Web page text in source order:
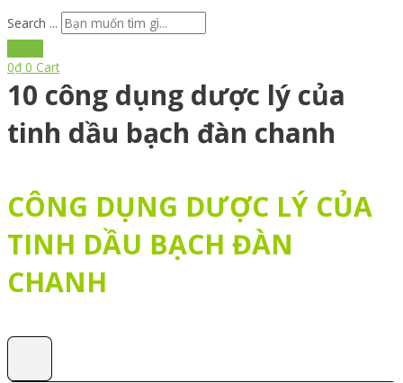
Search ...
0₫ 0 Cart
10 công dụng dược lý của
tinh dầu bạch đàn chanh
CÔNG DỤNG DƯỢC LÝ CỦA
TINH DẦU BẠCH ĐÀN
CHANH